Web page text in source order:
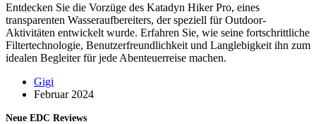
Entdecken Sie die Vorzüge des Katadyn Hiker Pro, eines
transparenten Wasseraufbereiters, der speziell für Outdoor-
Aktivitäten entwickelt wurde. Erfahren Sie, wie seine fortschrittliche
Filtertechnologie, Benutzerfreundlichkeit und Langlebigkeit ihn zum
idealen Begleiter für jede Abenteuerreise machen.
Gigi
Februar 2024
Neue EDC Reviews